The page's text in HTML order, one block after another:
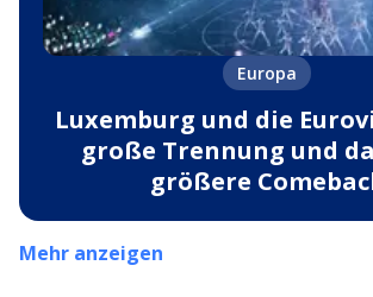
Europa
Luxemburg und die
große Trennung und
größere
Mehr anzeigen